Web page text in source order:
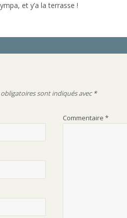
et y’a la terrasse !
sont indiqués avec*
Commentaire*